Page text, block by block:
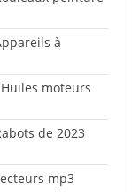
à
moteurs
de 2023
mp3